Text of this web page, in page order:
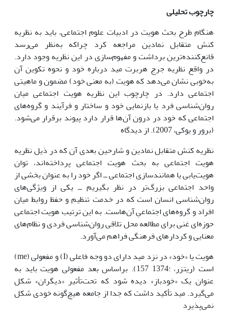
چارچوب تحلیلی
هنگام طرح بحث هویت در ادبیات علوم اجتماعی، باید به نظریه
کنش متقابل نمادین مراجعه کرد چراکه به‌نظر می‌رسد
قانع‌کننده‌ترین برداشت و مفهوم‌سازی در این نظریه وجود دارد.
در واقع نظریه جرج هربرت مید درباره خود و نحوه تکوین آن
به‌خوبی نشان می‌دهد که هویت (به معنی خود) مضمون و ماهیتی
اجتماعی دارد. در چارچوب این نظریه هویت اجتماعی میان
روان‌شناسی فرد یا بازنمایی خود و ساختار و فرآیند و گروه‌های
اجتماعی که خود در درون آن‌ها قرار دارد پیوند برقرار می‌شود.
(برور و یوکی، 2007). از دیدگاه
نظریه کنش متقابل نمادین و شارحین بعدی آن که در ذیل نظریه
هویت اجتماعی به بحث هویت اجتماعی پرداخته‌اند، توان
هویت‌یابی یا همانندسازی اجتماعی ــ اگر خود را به عنوان بخشی از
واحد اجتماعی بزرگ‌تر در نظر بگیریم ــ یکی از ویژگی‌های
روان‌شناسی انسان است که در خدمت تنظیم و حفظ روابط میان
افراد و گروه‌های اجتماعیِ آن‌هاست. به این ترتیب هویت اجتماعی
حوزه‌ای غنی برای مطالعه محل تلاقی روان‌شناسی فردی و نظام‌های
معنایی و کردارهای فرهنگی فراهم می‌آورد.
هویت یا «خود» در نزد مید دارای دو وجه فاعلی (I) و مفعولی (me)
است (ریتزر، :1374 157). براساس بعد مفعولی هویت باید به
عنوان یک «خودباز» دیده شود که تحت‌تأثیر «دیگران» شکل
می‌گیرد. مید تأکید داشت که جدا از جامعه هیچ‌گونه خودی شکل
نمی‌پذیرد